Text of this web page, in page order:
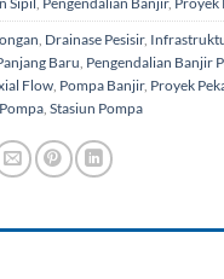
, Drainase Pesisir,
Baru, Pengendalian Banjir
Flow, Pompa Banjir, Proyek
, Stasiun Pompa